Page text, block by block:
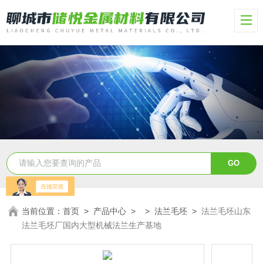
当前位置：首页 > 产品中心 > >法兰毛坯 >法兰毛坯山东
法兰毛坯厂国内大型机械法兰生产基地